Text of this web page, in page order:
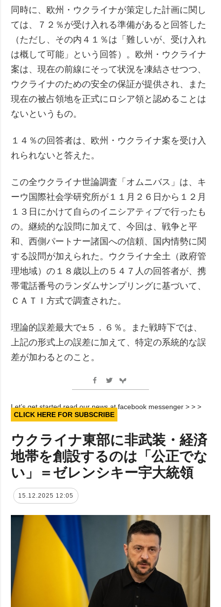
同時に、欧州・ウクライナが策定した計画に関し
ては、７２％が受け入れる準備があると回答した
（ただし、その内４１％は「難しいが、受け入れ
は概して可能」という回答）。欧州・ウクライナ
案は、現在の前線にそって状況を凍結させつつ、
ウクライナのための安全の保証が提供され、また
現在の被占領地を正式にロシア領と認めることは
ないというもの。
１４％の回答者は、欧州・ウクライナ案を受け入
れられないと答えた。
この全ウクライナ世論調査「オムニバス」は、キ
ーウ国際社会学研究所が１１月２６日から１２月
１３日にかけて自らのイニシアティブで行ったも
の。継続的な設問に加えて、今回は、戦争と平
和、西側パートナー諸国への信頼、国内情勢に関
する設問が加えられた。ウクライナ全土（政府管
理地域）の１８歳以上の５４７人の回答者が、携
帯電話番号のランダムサンプリングに基づいて、
ＣＡＴＩ方式で調査された。
理論的誤差最大で±５．６％。また戦時下では、
上記の形式上の誤差に加えて、特定の系統的な誤
差が加わるとのこと。
Let’s get started read our news at facebook messenger > > >
CLICK HERE FOR SUBSCRIBE
ウクライナ東部に非武装・経済
地帯を創設するのは「公正でな
い」＝ゼレンシキー宇大統領
15.12.2025 12:05